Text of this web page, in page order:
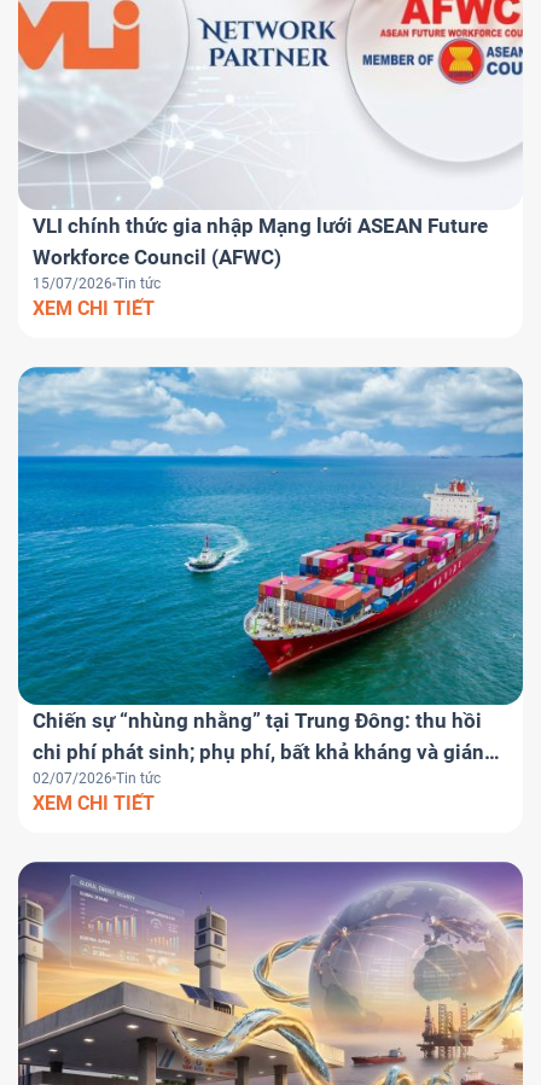
VLI chính thức gia nhập Mạng lưới ASEAN Future
Workforce Council (AFWC)
15/07/2026 Tin tức
XEM CHI TIẾT
Chiến sự “nhùng nhằng” tại Trung Đông: thu hồi
chi phí phát sinh; phụ phí, bất khả kháng và gián
đoạn hợp đồng
02/07/2026 Tin tức
XEM CHI TIẾT